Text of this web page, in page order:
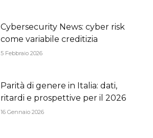
Cybersecurity News: cyber risk
come variabile creditizia
5 Febbraio 2026
Parità di genere in Italia: dati,
ritardi e prospettive per il 2026
16 Gennaio 2026